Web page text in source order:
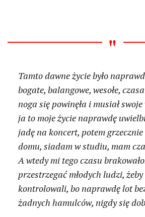
Tamto dawne życie było
bogate, balangowe, wesołe,
noga się powinęła i musiał
ja to moje życie naprawdę
jadę na koncert, potem
domu, siadam w studiu, mam
A wtedy mi tego czasu
przestrzegać młodych ludzi,
kontrolowali, bo naprawdę lot
żadnych hamulców, nigdy się